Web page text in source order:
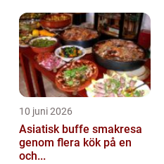
10 juni 2026
Asiatisk buffe smakresa
genom flera kök på en
och...